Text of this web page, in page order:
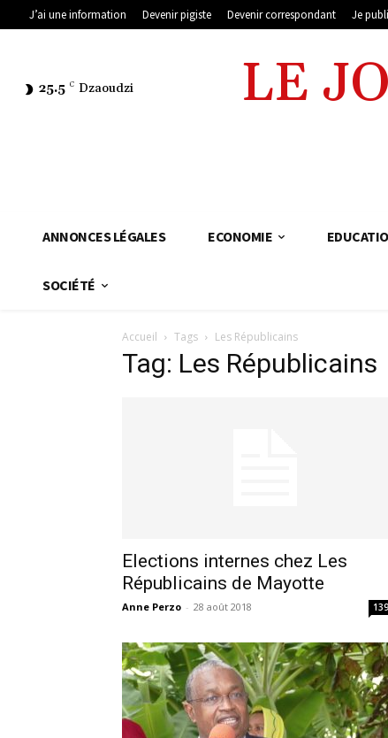
J’ai une information Devenir pigiste Devenir correspondant Je
25.5 C Dzaoudzi LE
ANNONCES LÉGALES ECONOMIE
SOCIÉTÉ
Accueil Tags Les Républicains
Tag: Les Républicains
Elections internes chez Les
Républicains de Mayotte
Anne Perzo - 28 août 2018